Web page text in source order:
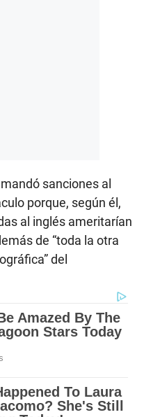
sanciones al
porque, según él,
al inglés ameritarían
de “toda la otra
del